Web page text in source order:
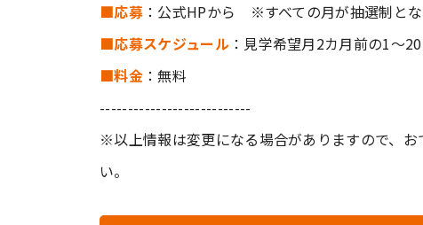
■応募：公式HPから ※すべての月が抽選制と
■応募スケジュール：見学希望月2カ月前の1～
■料⾦：無料
---------------------------
※以上情報は変更になる場合がありますので、
い。